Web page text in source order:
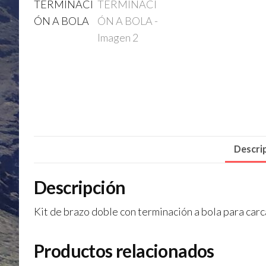
Descripción
Kit de brazo doble con terminación a bola para
Productos relacionados